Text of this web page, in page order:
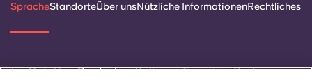
SpracheStandorteÜber unsNützliche InformationenRechtliches
Català Deutsch Italian French Portuguese